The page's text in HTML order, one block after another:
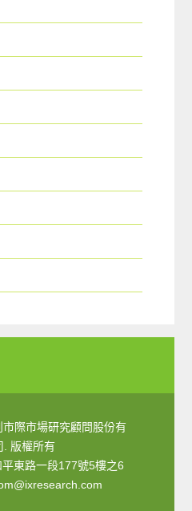
際市場研究顧問股份有
. 版權所有
東路一段177號5樓之6